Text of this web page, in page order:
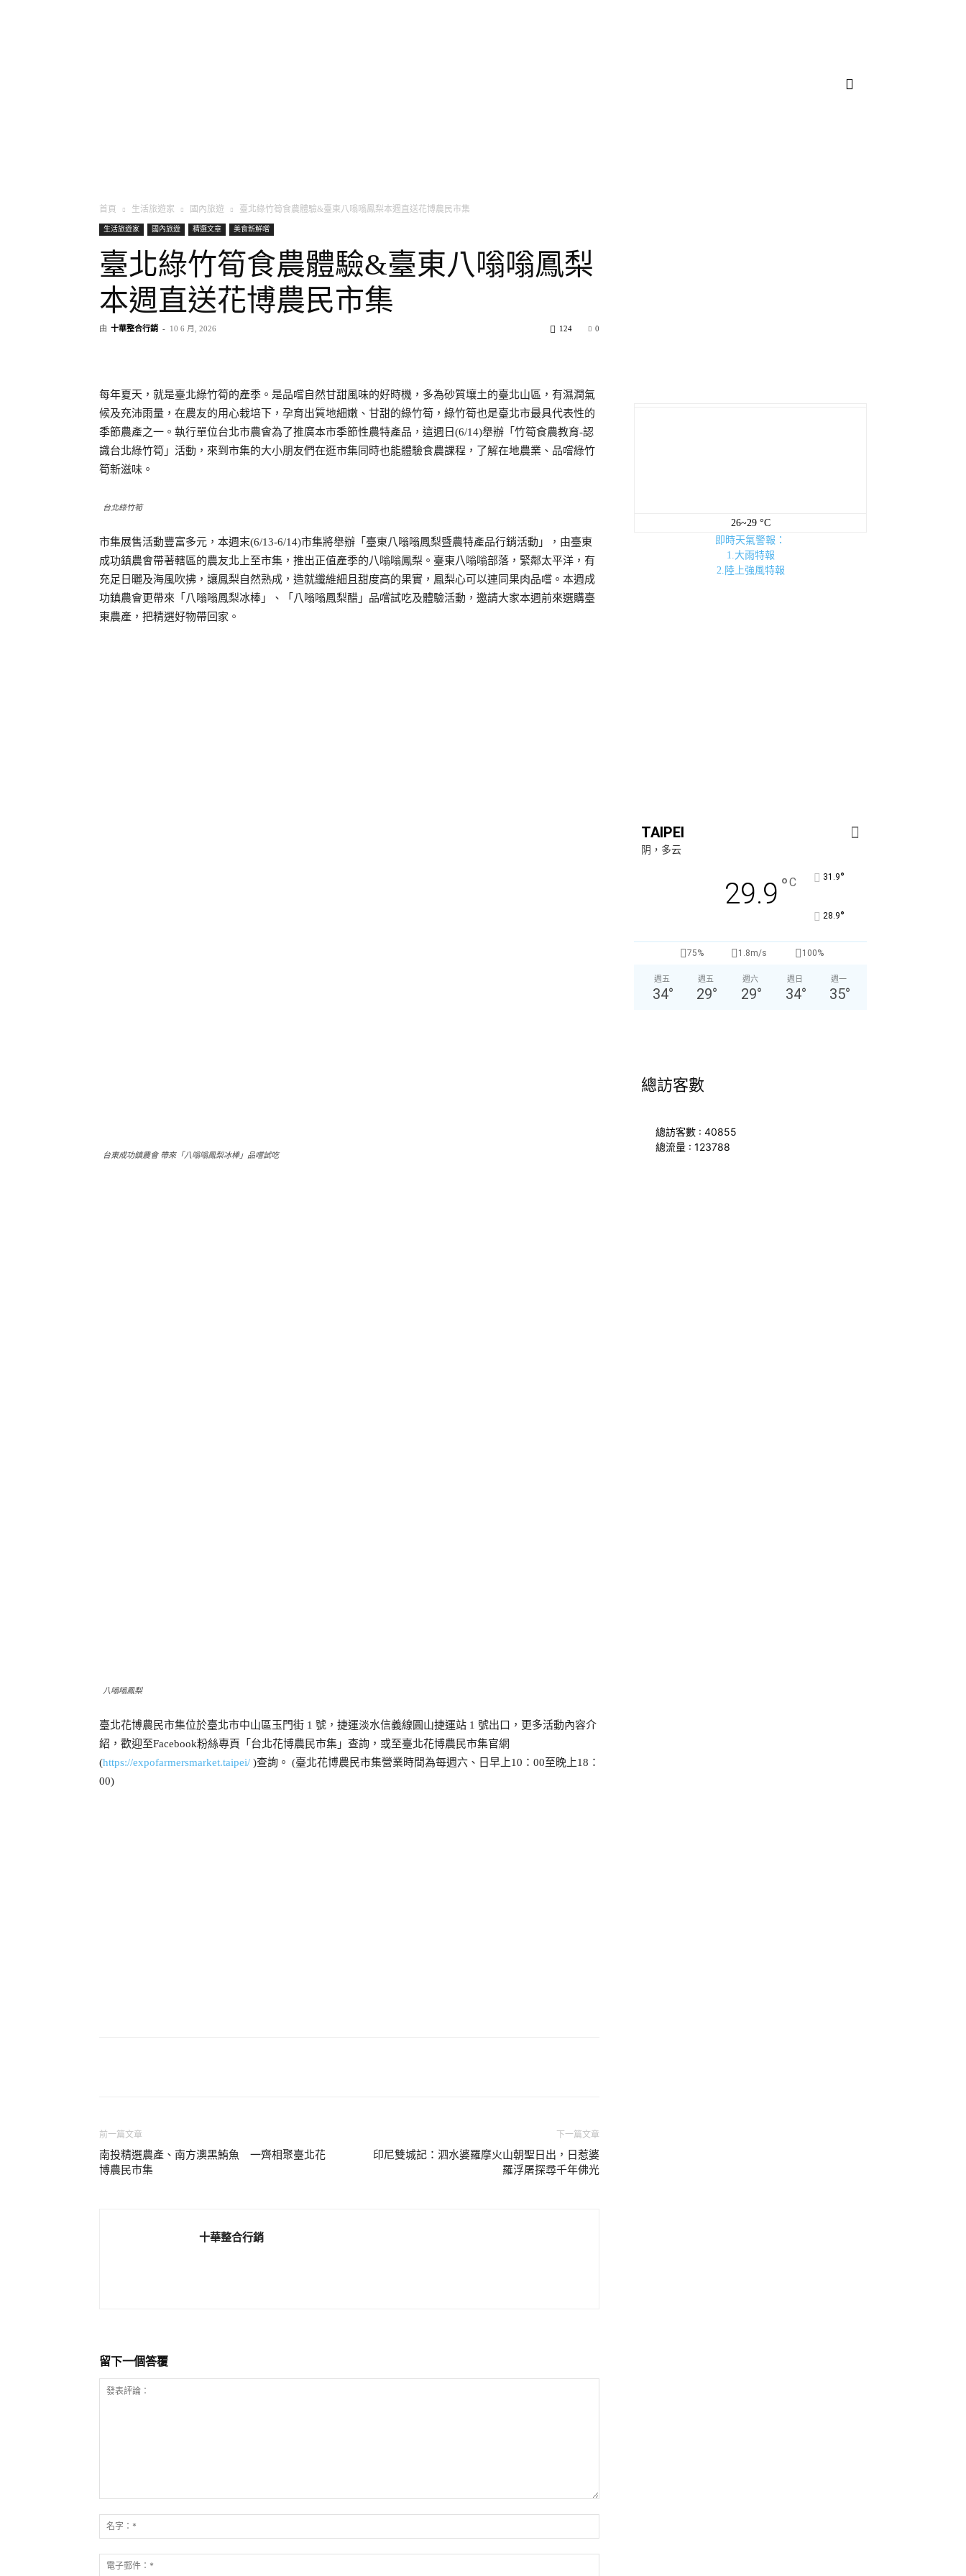
首頁 生活旅遊家 國內旅遊 臺北綠竹筍食農體驗&臺東八嗡嗡鳳梨本週直送花博農民市集
生活旅遊家 國內旅遊 精選文章 美食新鮮嚐
臺北綠竹筍食農體驗&臺東八嗡嗡鳳梨
本週直送花博農民市集
由 十華整合行銷 - 10 6 月, 2026 0
124
每年夏天，就是臺北綠竹筍的產季。是品嚐自然甘甜風味的好時機，多為砂質壤土的臺北山區，有濕潤氣
候及充沛雨量，在農友的用心栽培下，孕育出質地細嫩、甘甜的綠竹筍，綠竹筍也是臺北市最具代表性的
季節農產之一。執行單位台北市農會為了推廣本市季節性農特產品，這週日(6/14)舉辦「竹筍食農教育-認
識台北綠竹筍」活動，來到市集的大小朋友們在逛市集同時也能體驗食農課程，了解在地農業、品嚐綠竹
筍新滋味。
台北綠竹筍
市集展售活動豐富多元，本週末(6/13-6/14)市集將舉辦「臺東八嗡嗡鳳梨暨農特產品行銷活動」，由臺東
成功鎮農會帶著轄區的農友北上至市集，推出正值產季的八嗡嗡鳳梨。臺東八嗡嗡部落，緊鄰太平洋，有
充足日曬及海風吹拂，讓鳳梨自然熟成，造就纖維細且甜度高的果實，鳳梨心可以連同果肉品嚐。本週成
功鎮農會更帶來「八嗡嗡鳳梨冰棒」、「八嗡嗡鳳梨醋」品嚐試吃及體驗活動，邀請大家本週前來選購臺
東農產，把精選好物帶回家。
台東成功鎮農會 帶來「八嗡嗡鳳梨冰棒」品嚐試吃
八嗡嗡鳳梨
臺北花博農民市集位於臺北市中山區玉門街 1 號，捷運淡水信義線圓山捷運站 1 號出口，更多活動內容介
紹，歡迎至Facebook粉絲專頁「台北花博農民市集」查詢，或至臺北花博農民市集官網
(https://expofarmersmarket.taipei/ )查詢。 (臺北花博農民市集營業時間為每週六、日早上10：00至晚上18：
00)
前一篇文章
南投精選農產、南方澳黑鮪魚 一齊相聚臺北花
博農民市集
下一篇文章
印尼雙城記：泗水婆羅摩火山朝聖日出，日惹婆
羅浮屠探尋千年佛光
十華整合行銷
留下一個答覆
26~29 °C
即時天氣警報：
1.大雨特報
2.陸上強風特報
TAIPEI
阴，多云
29.9 °C 31.9°
28.9°
75% 1.8m/s 100%
週五
34°
週五
29°
週六
29°
週日
34°
週一
35°
總訪客數
總訪客數 : 40855
總流量 : 123788